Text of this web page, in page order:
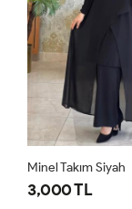
Minel Takım Siyah
3,000 TL